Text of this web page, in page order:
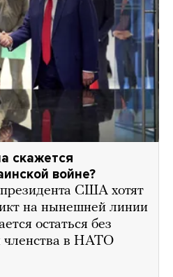
скажется
войне?
США хотят
на нынешней линии
остаться без
членства в НАТО